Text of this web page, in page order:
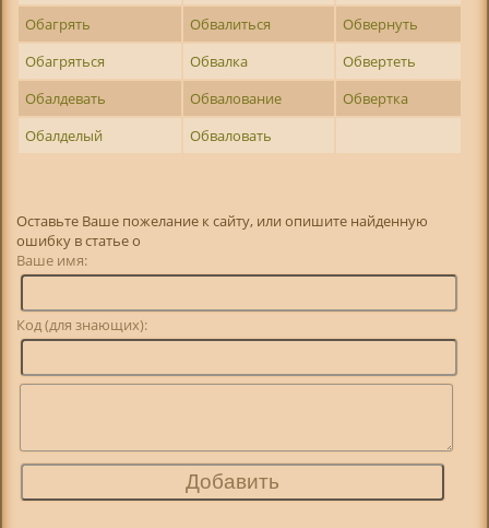
Обагрять
Обвалиться
Обвернуть
Обагряться
Обвалка
Обвертеть
Обалдевать
Обвалование
Обвертка
Обалделый
Обваловать
Оставьте Ваше пожелание к сайту, или опишите найденную
ошибку в статье о
Ваше имя:
Код (для знающих):